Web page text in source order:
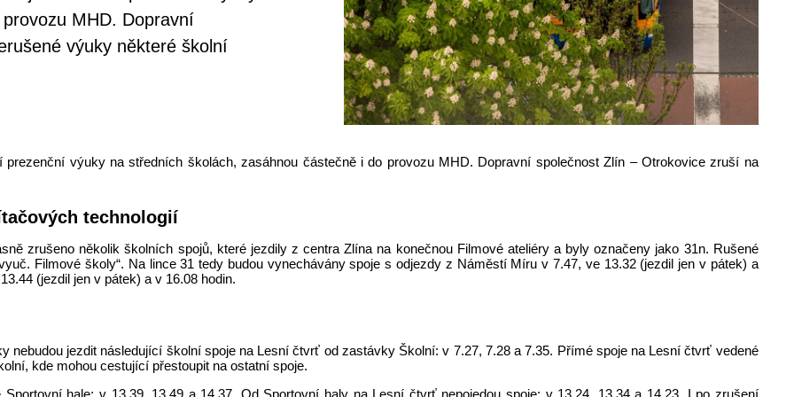
MHD. Dopravní
výuky některé školní
výuky na středních školách, zasáhnou částečně i do provozu MHD. Dopravní společnost Zlín – Otrokovice zruší na
technologií
zrušeno několik školních spojů, které jezdily z centra Zlína na konečnou Filmové ateliéry a byly označeny jako 31n. Rušené
Filmové školy“. Na lince 31 tedy budou vynechávány spoje s odjezdy z Náměstí Míru v 7.47, ve 13.32 (jezdil jen v pátek) a
(jezdil jen v pátek) a v 16.08 hodin.
nebudou jezdit následující školní spoje na Lesní čtvrť od zastávky Školní: v 7.27, 7.28 a 7.35. Přímé spoje na Lesní čtvrť vedené
kde mohou cestující přestoupit na ostatní spoje.